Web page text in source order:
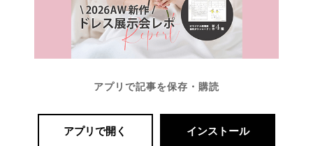
アプリで記事を保存・購読
アプリで開く インストール